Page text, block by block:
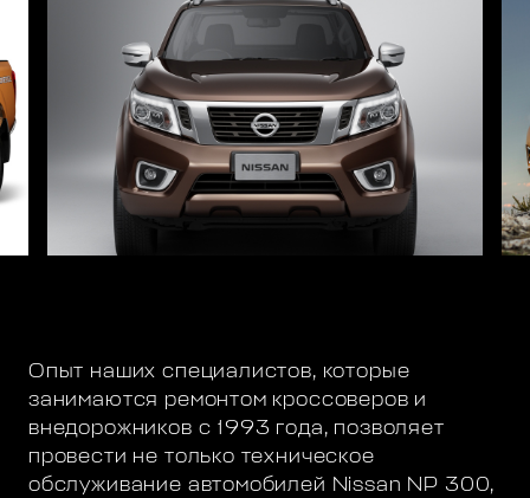
Опыт наших специалистов, которые
занимаются ремонтом кроссоверов и
внедорожников с 1993 года, позволяет
провести не только техническое
обслуживание автомобилей Nissan NP 300,